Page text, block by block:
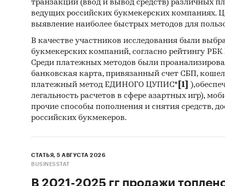
транзакций (ввод и вывод средств) различных
ведущих российских букмекерских компаниях.
выявление наиболее быстрых методов для
В качестве участников исследования были
букмекерских компаний, согласно рейтингу
Среди платежных методов были
банковская карта, привязанный счет СБП,
платежный метод ЕДИНОГО ЦУПИС* [1]
легальность расчетов в сфере азартных игр),
прочие способы пополнения и снятия средств,
российских букмекеров.
СТАТЬЯ, 5 АВГУСТА 2026
BUSINESSTAT
В 2021-2025 гг продажи